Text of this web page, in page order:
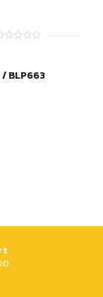
/ BLP663